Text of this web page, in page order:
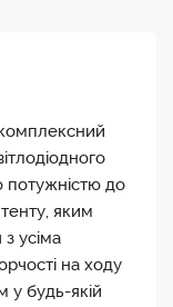
потужністю до
яким
усіма
на ходу
у будь-якій